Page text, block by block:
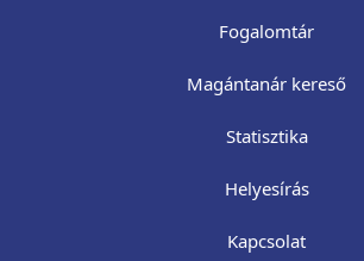
Fogalomtár
Magántanár kereső
Statisztika
Helyesírás
Kapcsolat